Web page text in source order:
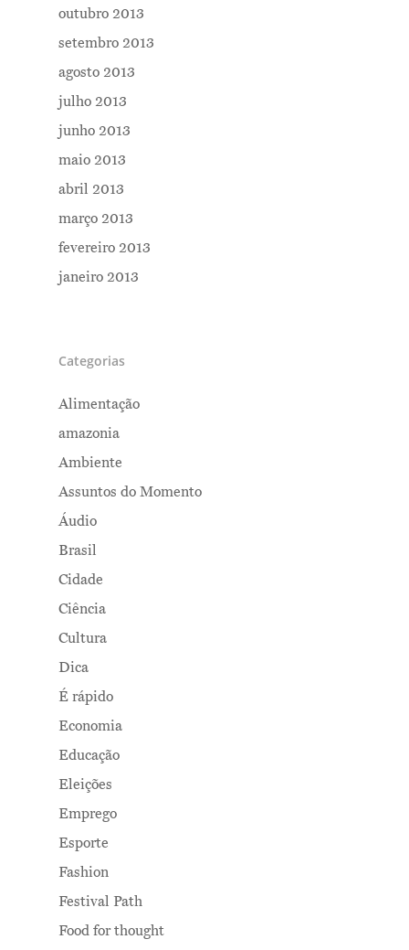
outubro 2013
setembro 2013
agosto 2013
julho 2013
junho 2013
maio 2013
abril 2013
março 2013
fevereiro 2013
janeiro 2013
Categorias
Alimentação
amazonia
Ambiente
Assuntos do Momento
Áudio
Brasil
Cidade
Ciência
Cultura
Dica
É rápido
Economia
Educação
Eleições
Emprego
Esporte
Fashion
Festival Path
Food for thought